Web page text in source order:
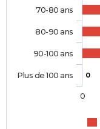
0
70-80 ans
80-90 ans
90-100 ans
Plus de 100 ans
0